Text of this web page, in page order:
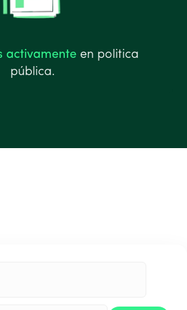
activamenteen politica
pública.